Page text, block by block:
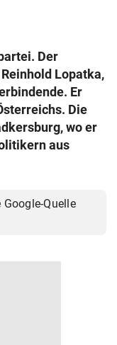
Der
Lopatka,
Er
Die
wo er
aus
Quelle